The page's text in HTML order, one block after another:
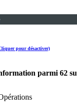
pour désactiver)
parmi 62